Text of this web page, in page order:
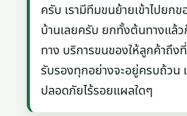
ครับ เรามีทีมขนย้ายเข้าไปยก
บ้านเลยครับ ยกทั้งต้นทางแล้
ทาง บริการขนของให้ลูกค้าถึงที่
รับรองทุกอย่างจะอยู่ครบถ้วน
ปลอดภัยไร้รอยแผลใดๆ